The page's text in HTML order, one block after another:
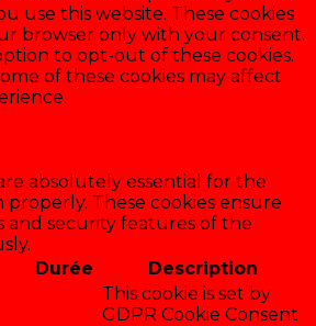
use this website. These cookies
browser only with your consent.
to opt-out of these cookies.
of these cookies may affect
absolutely essential for the
These cookies ensure
and security features of the
Durée
Description
This cookie is set by
GDPR Cookie Consent